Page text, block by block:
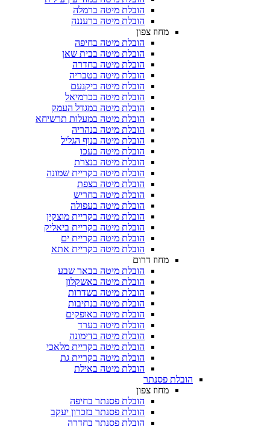
הובלת מיטה ברמלה
הובלת מיטה ברעננה
מחוז צפון
הובלת מיטה בחיפה
הובלת מיטה בבית שאן
הובלת מיטה בחדרה
הובלת מיטה בטבריה
הובלת מיטה ביקנעם
הובלת מיטה בכרמיאל
הובלת מיטה במגדל העמק
הובלת מיטה במעלות תרשיחא
הובלת מיטה בנהריה
הובלת מיטה בנוף הגליל
הובלת מיטה בעכו
הובלת מיטה בנצרת
הובלת מיטה בקריית שמונה
הובלת מיטה בצפת
הובלת מיטה בחריש
הובלת מיטה בעפולה
הובלת מיטה בקריית מוצקין
הובלת מיטה בקריית ביאליק
הובלת מיטה בקריית ים
הובלת מיטה בקריית אתא
מחוז דרום
הובלת מיטה בבאר שבע
הובלת מיטה באשקלון
הובלת מיטה בשדרות
הובלת מיטה בנתיבות
הובלת מיטה באופקים
הובלת מיטה בערד
הובלת מיטה בדימונה
הובלת מיטה בקריית מלאכי
הובלת מיטה בקריית גת
הובלת מיטה באילת
הובלת פסנתר
מחוז צפון
הובלת פסנתר בחיפה
הובלת פסנתר בזכרון יעקב
הובלת פסנתר בחדרה